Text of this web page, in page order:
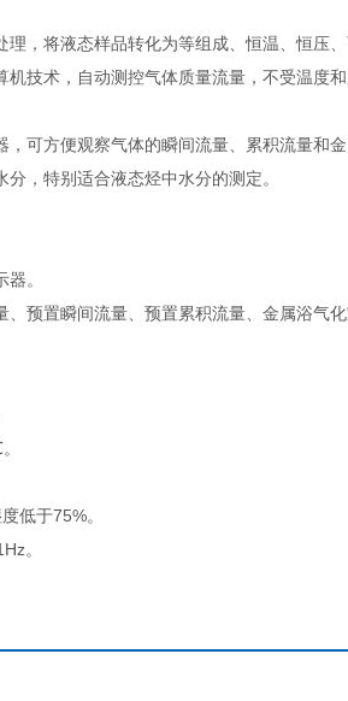
理，将液态样品转化为等组成、恒温、恒压
技术，自动测控气体质量流量，不受温度
，可方便观察气体的瞬间流量、累积流量和
，特别适合液态烃中水分的测定。
。
预置瞬间流量、预置累积流量、金属浴气化
低于75%。
。